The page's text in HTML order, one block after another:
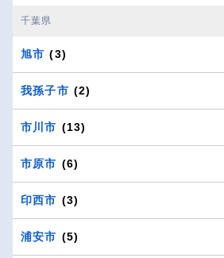
千葉県
旭市 (3)
我孫子市 (2)
市川市 (13)
市原市 (6)
印西市 (3)
浦安市 (5)